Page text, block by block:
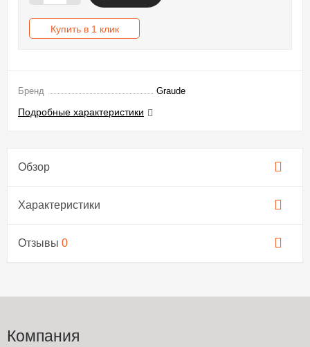
Купить в 1 клик
Бренд Graude
Подробные характеристики
Обзор
Характеристики
Отзывы 0
Компания